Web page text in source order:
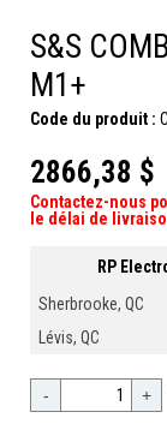
S&S
M1+
Code du produit :
2866,38 $
Contactez-nous
le délai de
RP
Sherbrooke, QC
Lévis, QC
- +